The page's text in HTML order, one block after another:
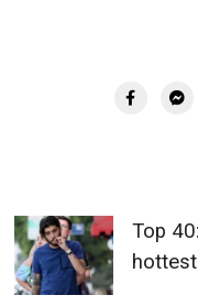
Top